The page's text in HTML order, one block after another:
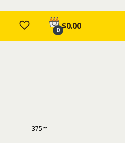
0 $0.00
375ml